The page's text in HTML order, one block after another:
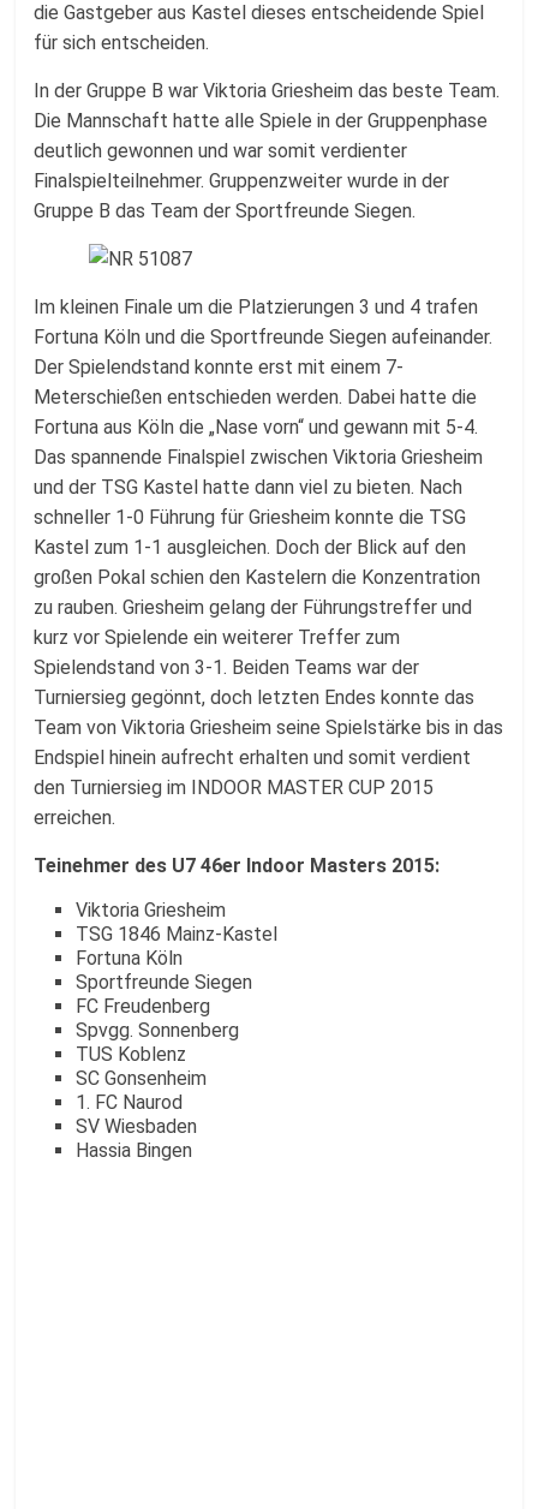
die Gastgeber aus Kastel dieses entscheidende Spiel
für sich entscheiden.
In der Gruppe B war Viktoria Griesheim das beste Team.
Die Mannschaft hatte alle Spiele in der Gruppenphase
deutlich gewonnen und war somit verdienter
Finalspielteilnehmer. Gruppenzweiter wurde in der
Gruppe B das Team der Sportfreunde Siegen.
Im kleinen Finale um die Platzierungen 3 und 4 trafen
Fortuna Köln und die Sportfreunde Siegen aufeinander.
Der Spielendstand konnte erst mit einem 7-
Meterschießen entschieden werden. Dabei hatte die
Fortuna aus Köln die „Nase vorn“ und gewann mit 5-4.
Das spannende Finalspiel zwischen Viktoria Griesheim
und der TSG Kastel hatte dann viel zu bieten. Nach
schneller 1-0 Führung für Griesheim konnte die TSG
Kastel zum 1-1 ausgleichen. Doch der Blick auf den
großen Pokal schien den Kastelern die Konzentration
zu rauben. Griesheim gelang der Führungstreffer und
kurz vor Spielende ein weiterer Treffer zum
Spielendstand von 3-1. Beiden Teams war der
Turniersieg gegönnt, doch letzten Endes konnte das
Team von Viktoria Griesheim seine Spielstärke bis in das
Endspiel hinein aufrecht erhalten und somit verdient
den Turniersieg im INDOOR MASTER CUP 2015
erreichen.
Teinehmer des U7 46er Indoor Masters 2015:
Viktoria Griesheim
TSG 1846 Mainz-Kastel
Fortuna Köln
Sportfreunde Siegen
FC Freudenberg
Spvgg. Sonnenberg
TUS Koblenz
SC Gonsenheim
1. FC Naurod
SV Wiesbaden
Hassia Bingen